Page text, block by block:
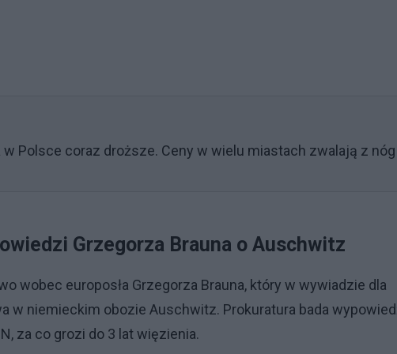
Polsce coraz droższe. Ceny w wielu miastach zwalają z nóg
Grzegorza Brauna o Auschwitz
wobec europosła Grzegorza Brauna, który w wywiadzie dla
w niemieckim obozie Auschwitz. Prokuratura bada
za co grozi do 3 lat więzienia.